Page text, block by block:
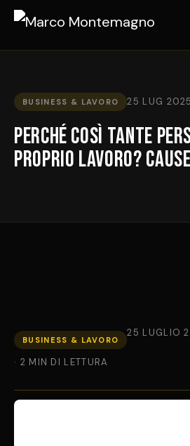
BUSINESS & LAVORO 25 LUG 2025
Perché Così Tante
Proprio Lavoro?
BUSINESS & LAVORO
25 LUGLIO
· 2 MIN DI LETTURA